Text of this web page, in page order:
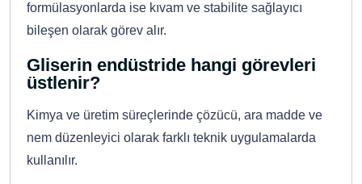
formülasyonlarda ise kıvam ve stabilite sağlayıcı
bileşen olarak görev alır.
Gliserin endüstride hangi görevleri
üstlenir?
Kimya ve üretim süreçlerinde çözücü, ara madde ve
nem düzenleyici olarak farklı teknik uygulamalarda
kullanılır.